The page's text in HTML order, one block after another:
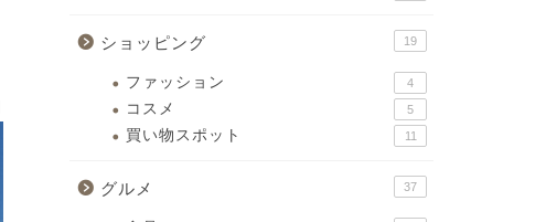
ショッピング 19
ファッション 4
コスメ 5
買い物スポット 11
グルメ 37